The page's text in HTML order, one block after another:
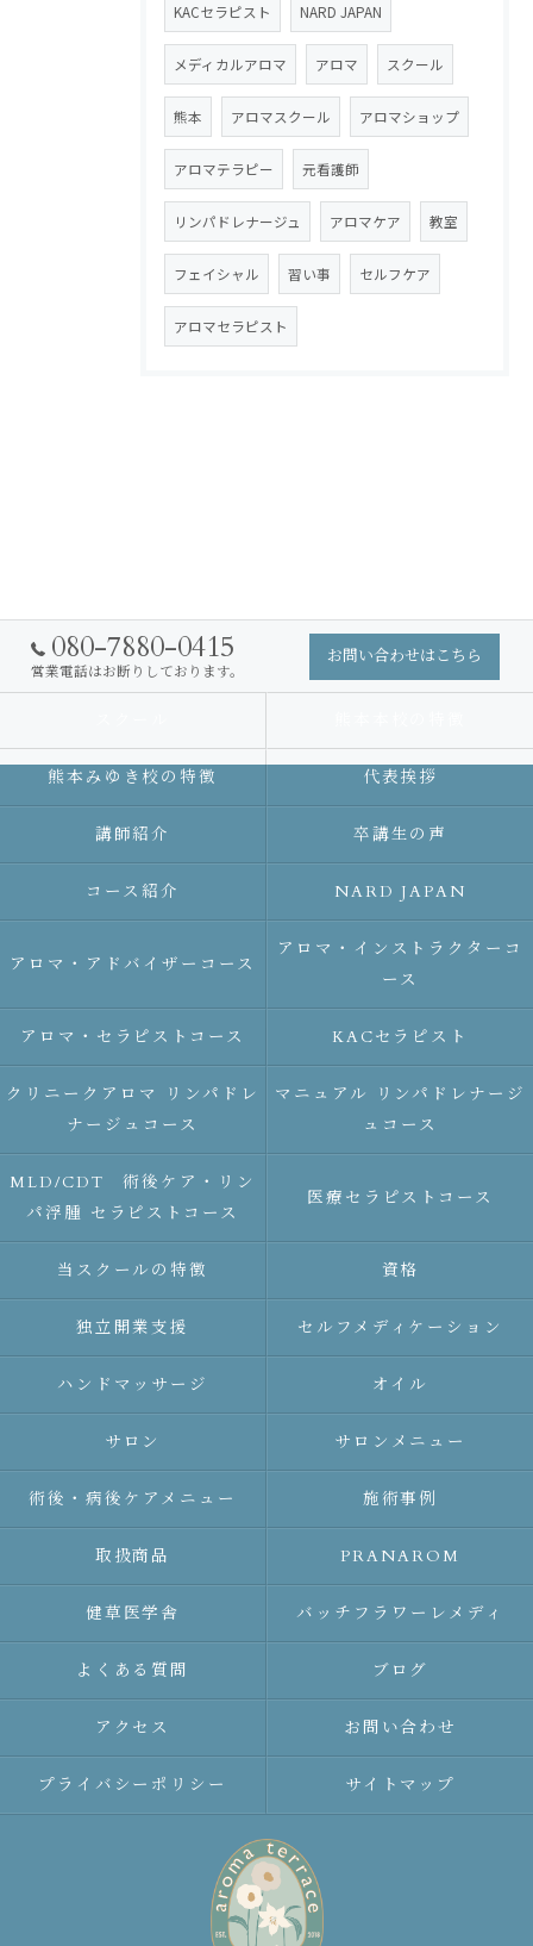
KACセラピスト NARD JAPAN
メディカルアロマ アロマ スクール
熊本 アロマスクール アロマショップ
アロマテラピー 元看護師
リンパドレナージュ アロマケア 教室
フェイシャル 習い事 セルフケア
アロマセラピスト
080-7880-0415
営業電話はお断りしております。
お問い合わせはこちら
熊本みゆき校の特徴 代表挨拶
講師紹介 卒講生の声
コース紹介 NARD JAPAN
アロマ・アドバイザーコース
アロマ・インストラクターコ
ース
アロマ・セラピストコース KACセラピスト
クリニークアロマ リンパドレ
ナージュコース
マニュアル リンパドレナージ
ュコース
MLD/CDT 術後ケア・リン
パ浮腫 セラピストコース
医療セラピストコース
当スクールの特徴 資格
独立開業支援 セルフメディケーション
ハンドマッサージ オイル
サロン サロンメニュー
術後・病後ケアメニュー 施術事例
取扱商品 PRANAROM
健草医学舎 バッチフラワーレメディ
よくある質問 ブログ
アクセス お問い合わせ
プライバシーポリシー サイトマップ